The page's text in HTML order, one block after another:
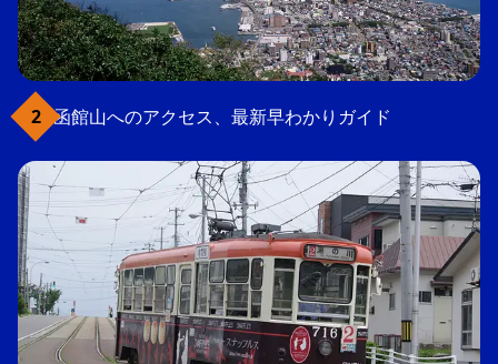
函館山へのアクセス、最新早わかりガイド